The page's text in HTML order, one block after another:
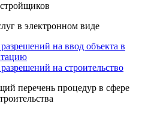
в электронном виде
на ввод объекта в
на строительство
перечень процедур в сфере